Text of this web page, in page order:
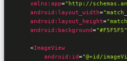
xmlns:app="http://
android:layout_width=
android:layout_height=
android:background="#F5F5F5"
<
android:id="@+id/